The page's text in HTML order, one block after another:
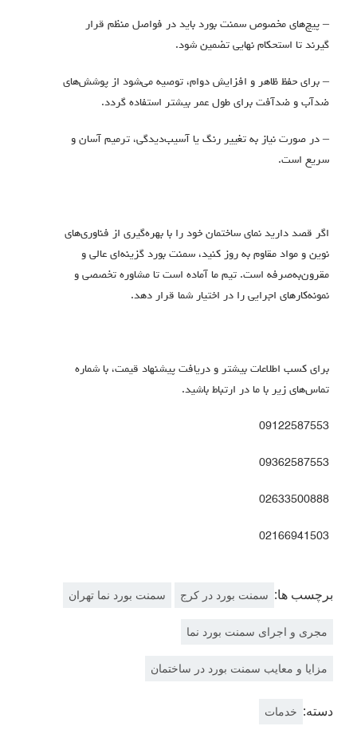
– پیچ‌های مخصوص سمنت بورد باید در فواصل منظم قرار
گیرند تا استحکام نهایی تضمین شود.
– برای حفظ ظاهر و افزایش دوام، توصیه می‌شود از پوشش‌های
ضدآب و ضدآفت برای طول عمر بیشتر استفاده گردد.
– در صورت نیاز به تغییر رنگ یا آسیب‌دیدگی، ترمیم آسان و
سریع است.
اگر قصد دارید نمای ساختمان خود را با بهره‌گیری از فناوری‌های
نوین و مواد مقاوم به روز کنید، سمنت بورد گزینه‌ای عالی و
مقرون‌به‌صرفه است. تیم ما آماده است تا مشاوره تخصصی و
نمونه‌کارهای اجرایی را در اختیار شما قرار دهد.
برای کسب اطلاعات بیشتر و دریافت پیشنهاد قیمت، با شماره
تماس‌های زیر با ما در ارتباط باشید.
09122587553
09362587553
02633500888
02166941503
برچسب ها: سمنت بورد در کرج سمنت بورد نما تهران
مجری و اجرای سمنت بورد نما
مزایا و معایب سمنت بورد در ساختمان
دسته: خدمات